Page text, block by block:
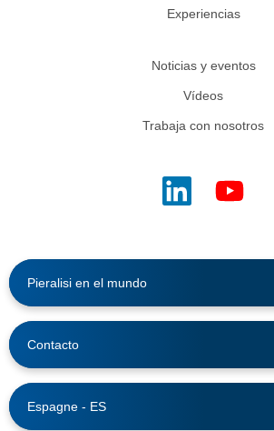
Experiencias
Noticias y eventos
Vídeos
Trabaja con nosotros
Pieralisi en el mundo
Contacto
Espagne - ES